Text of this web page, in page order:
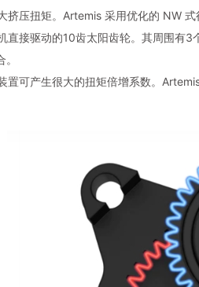
挤压扭矩。Artemis 采用优化的 NW 式
直接驱动的10齿太阳齿轮。其周围有
置可产生很大的扭矩倍增系数。